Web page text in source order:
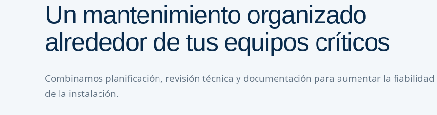
Un mantenimiento organizado
alrededor de tus equipos críticos
Combinamos planificación, revisión técnica y documentación para aumentar la fiabilidad
de la instalación.